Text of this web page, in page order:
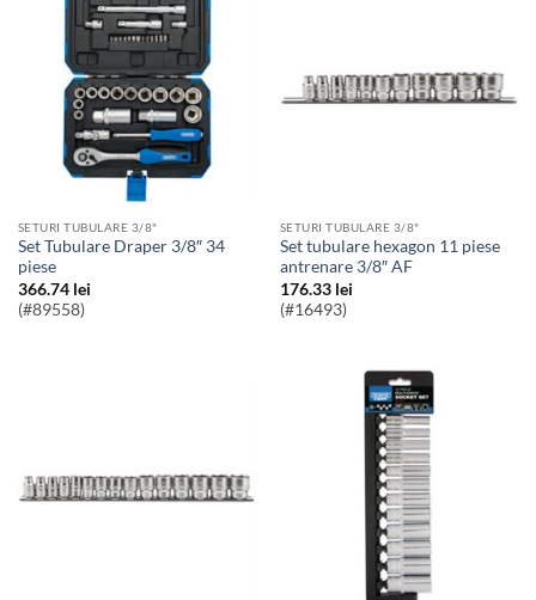
SETURI TUBULARE 3/8"
Set Tubulare Draper 3/8″ 34
piese
366.74 lei
(#89558)
SETURI TUBULARE 3/8"
Set tubulare hexagon 11 piese
antrenare 3/8″ AF
176.33 lei
(#16493)